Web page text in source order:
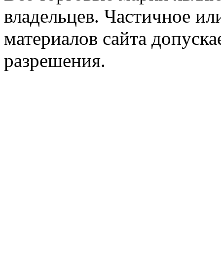
владельцев. Частичное
материалов сайта
разрешения.